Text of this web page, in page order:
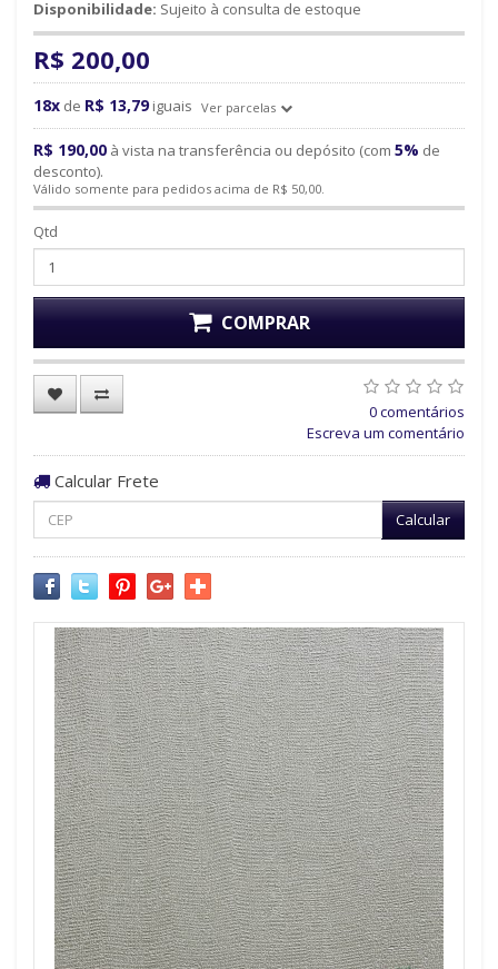
Disponibilidade: Sujeito à consulta de estoque
R$ 200,00
18x de R$ 13,79 iguais Ver parcelas
R$ 190,00 à vista na transferência ou depósito (com 5% de
desconto).
Válido somente para pedidos acima de R$ 50,00.
Qtd
COMPRAR
0 comentários
Escreva um comentário
Calcular Frete
Calcular